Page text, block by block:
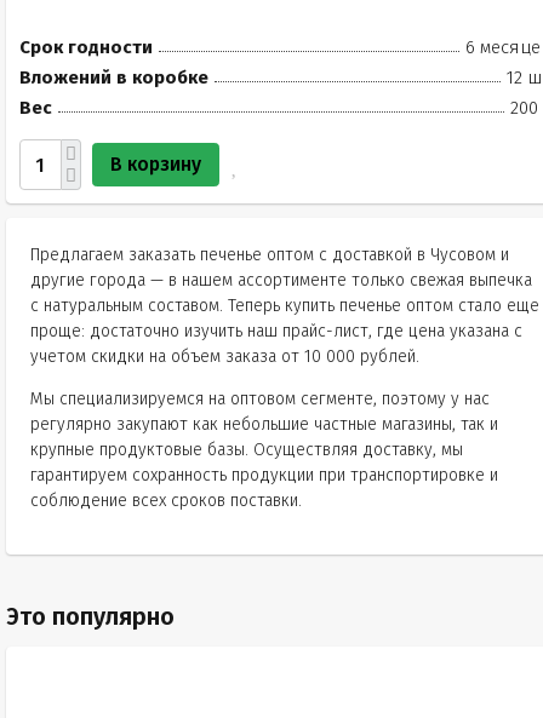
Срок годности
6
Вложений в коробке
12
Вес
200
В корзину
Предлагаем заказать печенье оптом с доставкой в Чусовом и
другие города — в нашем ассортименте только свежая выпечка
с натуральным составом. Теперь купить печенье оптом стало еще
проще: достаточно изучить наш прайс-лист, где цена указана с
учетом скидки на объем заказа от 10 000 рублей.
Мы специализируемся на оптовом сегменте, поэтому у нас
регулярно закупают как небольшие частные магазины, так и
крупные продуктовые базы. Осуществляя доставку, мы
гарантируем сохранность продукции при транспортировке и
соблюдение всех сроков поставки.
Это популярно